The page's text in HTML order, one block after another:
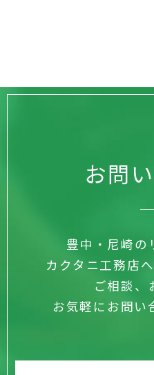
お問
豊中・尼崎の
カクタニ工務店
ご相談、
お気軽にお問い